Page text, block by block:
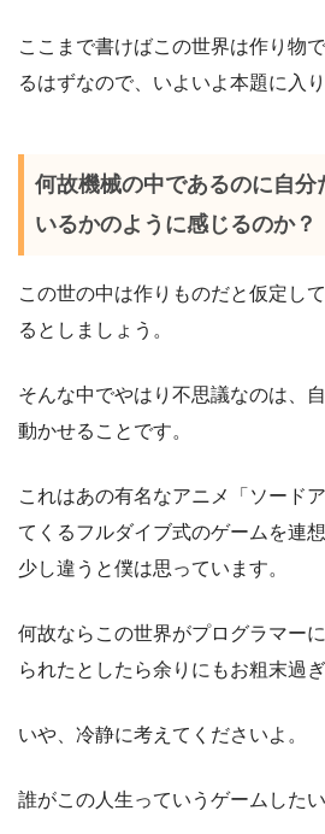
ここまで書けばこの世界は作り物
るはずなので、いよいよ本題に入
何故機械の中であるのに自分
いるかのように感じるのか？
この世の中は作りものだと仮定し
るとしましょう。
そんな中でやはり不思議なのは、
動かせることです。
これはあの有名なアニメ「ソード
てくるフルダイブ式のゲームを連
少し違うと僕は思っています。
何故ならこの世界がプログラマー
られたとしたら余りにもお粗末過
いや、冷静に考えてくださいよ。
誰がこの人生っていうゲームした